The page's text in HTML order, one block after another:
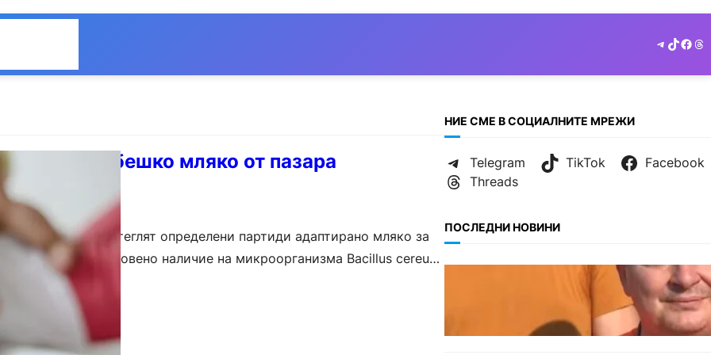
Telegram
TikTok
партиди бебешко мляко от пазара
мрежа се изтеглят определени партиди адаптирано мляко за
проверка е установено наличие на микроорганизма Bacillus cereus
линии на фабриката,…
НИЕ СМЕ В СОЦИАЛНИТЕ МРЕЖИ
Telegram TikTok
Facebook
Threads
ПОСЛЕДНИ НОВИНИ
МЗХ: Ловните билети ще
могат да се издават онлайн